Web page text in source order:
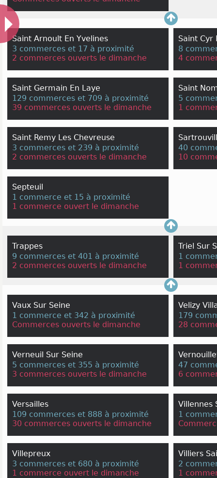
Saint Arnoult En Yvelines
3 commerces et 17 à proximité
2 commerces ouverts le dimanche
Saint Cyr
8
4
Saint Germain En Laye
129 commerces et 709 à proximité
39 commerces ouverts le dimanche
Saint
5
1
Saint Remy Les Chevreuse
3 commerces et 239 à proximité
2 commerces ouverts le dimanche
40
10
Septeuil
1 commerce et 15 à proximité
1 commerce ouvert le dimanche
Trappes
9 commerces et 401 à proximité
2 commerces ouverts le dimanche
Triel Sur
1
1
Vaux Sur Seine
1 commerce et 342 à proximité
Commerces ouverts le dimanche
Velizy
179
28
Verneuil Sur Seine
5 commerces et 355 à proximité
3 commerces ouverts le dimanche
47
6
Versailles
109 commerces et 888 à proximité
30 commerces ouverts le dimanche
Villennes
1
Villepreux
3 commerces et 680 à proximité
1 commerce ouvert le dimanche
Villiers
2
1